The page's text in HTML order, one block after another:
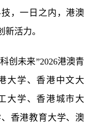
，一日之内，港澳
活力。
未来”2026港澳青
大学、香港中文大
大学、香港城市大
香港教育大学、澳